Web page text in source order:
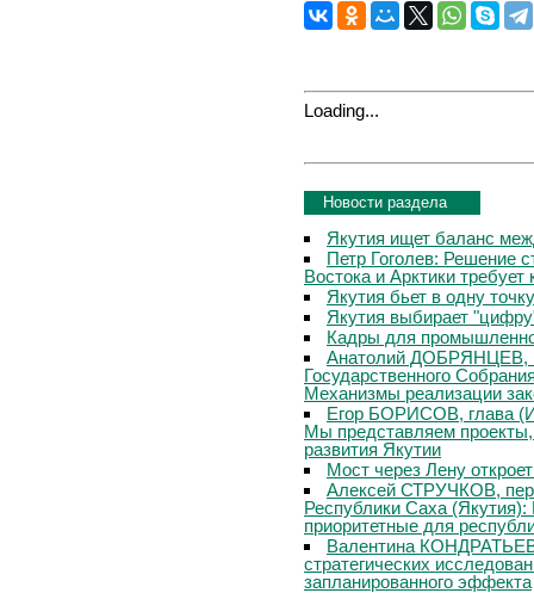
Loading...
Новости раздела
Якутия ищет баланс
Петр Гоголев: Решение
Востока и Арктики требует
Якутия бьет в одну точку
Якутия выбирает
Кадры для
Анатолий ДОБРЯНЦЕВ,
Государственного
Механизмы реализации
Егор БОРИСОВ, глава
Мы представляем
развития Якутии
Мост через Лену
Алексей СТРУЧКОВ,
Республики Саха
приоритетные для
Валентина
стратегических
запланированного эффекта